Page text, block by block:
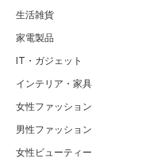
生活雑貨
家電製品
IT・ガジェット
インテリア・家具
女性ファッション
男性ファッション
女性ビューティー